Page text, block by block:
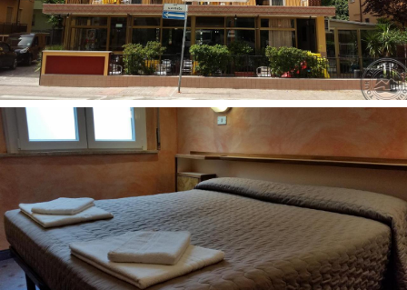
Kontaktai:
Аdresas: Viale Vittorio Veneto, 15, 47921 Rimini RN,
Italija
Telefonas: +39 0541 51338
Internetinė svetainė:www.villaitala.com